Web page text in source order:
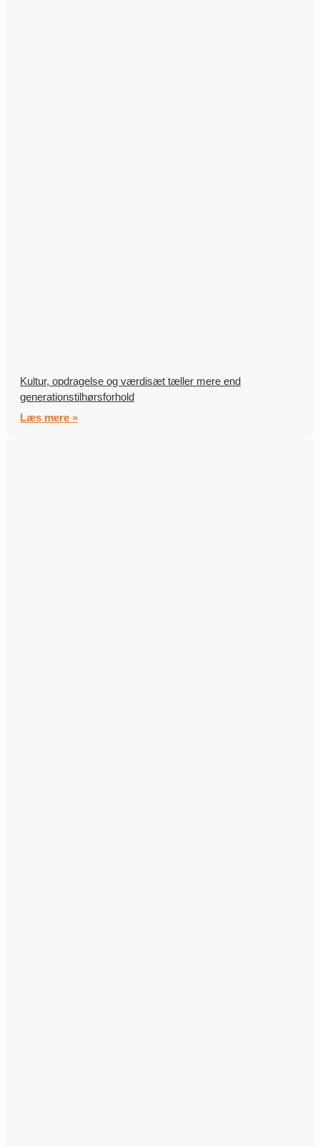
Kultur, opdragelse og værdisæt tæller mere end
generationstilhørsforhold
Læs mere »